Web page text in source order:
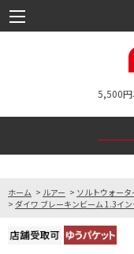
5,500円
ホーム > ルアー > ソルトウォータ
> ダイワ ブレーキンビーム 1.3イ